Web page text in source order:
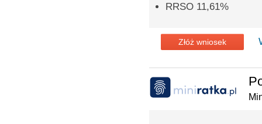
RRSO 11,61%
Złóż wniosek